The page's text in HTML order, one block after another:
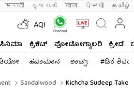
मराठी ગુજરાતી বাংলা ਪੰਜਾਬੀ தமிழ்
AQI
ಸಿನಿಮಾ ಕ್ರಿಕೆಟ್​ ಫೋಟೋಗ್ಯಾಲರಿ ಕ್ರೀಡೆ
ಹವಾಮಾನ ಶಾರ್ಟ್ಸ್​
#ಡಿಕೆ
Sandalwood Kichcha Sudeep Take